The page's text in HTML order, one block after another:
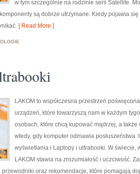
w tym szczególnie na rodzinie serii Satellite.
są dobrze utrzymane. Kiedy pojawia
[ Read More ]
LAKOM to współczesna przestrzeń
urządzeń, które towarzyszą nam w każdym
osobach, które chcą kupować mądrzej, a
wtedy, gdy komputer odmawia
wyświetlania i Laptopy i ultrabooki. W świecie,
LAKOM stawia na zrozumiałość i uczciwość.
przewodniki oraz rekomendacje, które pomagają